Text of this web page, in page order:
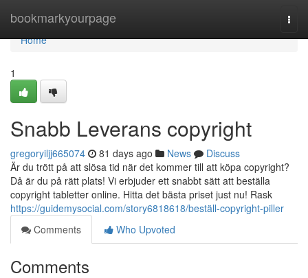
bookmarkyourpage
Home
Home
1
Snabb Leverans copyright
gregoryiljj665074 81 days ago News
Discuss
Är du trött på att slösa tid när det kommer till att köpa copyright?
Då är du på rätt plats! Vi erbjuder ett snabbt sätt att beställa
copyright tabletter online. Hitta det bästa priset just nu! Rask
https://guidemysocial.com/story6818618/beställ-copyright-piller
Comments
Who Upvoted
Comments